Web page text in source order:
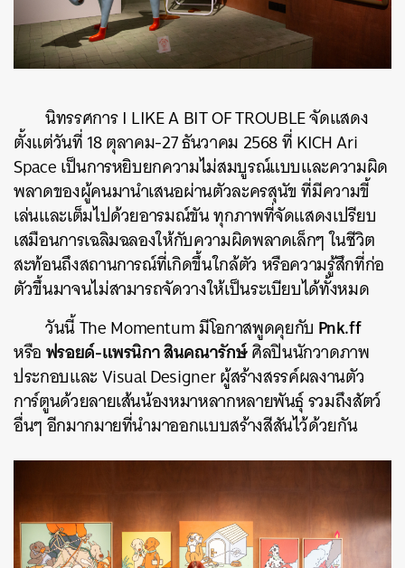
นิทรรศการI LIKE A BIT OF TROUBLEจัดแสดง
ตั้งแต่วันที่ 18 ตุลาคม-27 ธันวาคม 2568 ที่ KICH Ari
Space เป็นการหยิบยกความไม่สมบูรณ์แบบและความผิด
พลาดของผู้คนมานำเสนอผ่านตัวละครสุนัข ที่มีความขี้
เล่นและเต็มไปด้วยอารมณ์ขัน ทุกภาพที่จัดแสดงเปรียบ
เสมือนการเฉลิมฉลองให้กับความผิดพลาดเล็กๆ ในชีวิต
สะท้อนถึงสถานการณ์ที่เกิดขึ้นใกล้ตัว หรือความรู้สึกที่ก่อ
ตัวขึ้นมาจนไม่สามารถจัดวางให้เป็นระเบียบได้ทั้งหมด
วันนี้ The Momentum มีโอกาสพูดคุยกับ Pnk.ff
หรือฟรอยด์-แพรนิกา สินคณารักษ์ศิลปินนักวาดภาพ
ประกอบและ Visual Designer ผู้สร้างสรรค์ผลงานตัว
การ์ตูนด้วยลายเส้นน้องหมาหลากหลายพันธุ์ รวมถึงสัตว์
อื่นๆ อีกมากมายที่นำมาออกแบบสร้างสีสันไว้ด้วยกัน